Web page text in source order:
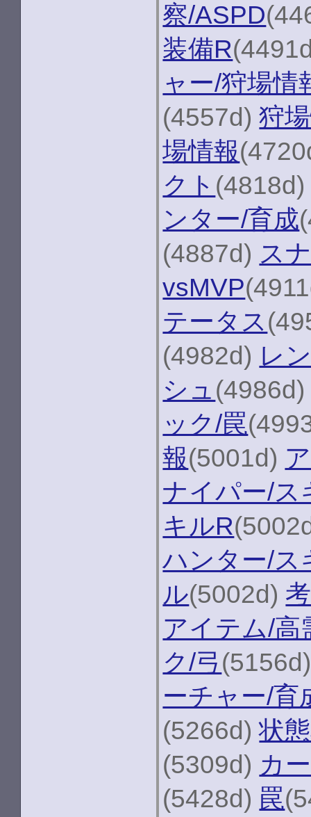
察/ASPD
装備R
ャー/狩場情
(4557d)狩
場情報
クト
ンター/育成
(4887d) ス
vsMVP
テータス
(4982d) レ
シュ
ック/罠
報(5001d)
ナイパー/ス
キルR
ハンター/ス
ル(5002d)
アイテム/高
ク/弓
ーチャー/育
(5266d)状
(5309d) カ
(5428d) 罠